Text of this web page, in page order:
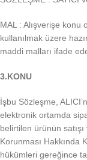
MAL : Alışverişe konu
kullanılmak üzere
maddi malları ifade
3.KONU
İşbu Sözleşme,
elektronik ortamda
belirtilen ürünün
Korunması Hakkında
hükümleri gereğince